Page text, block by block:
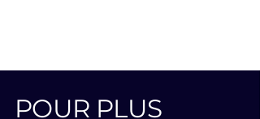
POUR PLUS